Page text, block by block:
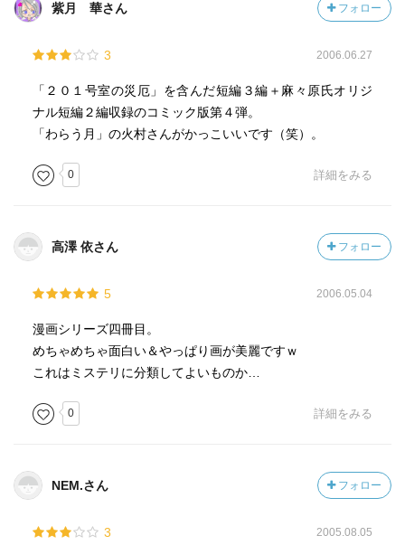
紫月 華さん フォロー
3 2006.06.27
「２０１号室の災厄」を含んだ短編３編＋麻々原氏オリジ
ナル短編２編収録のコミック版第４弾。
「わらう月」の火村さんがかっこいいです（笑）。
0 詳細をみる
高澤 依さん フォロー
5 2006.05.04
漫画シリーズ四冊目。
めちゃめちゃ面白い＆やっぱり画が美麗ですｗ
これはミステリに分類してよいものか…
0 詳細をみる
NEM.さん フォロー
3 2005.08.05